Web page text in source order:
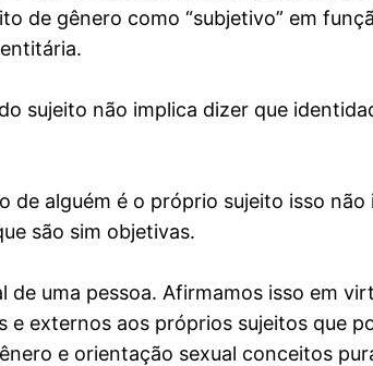
de gênero como “subjetivo” em
sujeito não implica dizer que
alguém é o próprio sujeito isso
são sim objetivas.
uma pessoa. Afirmamos isso em
externos aos próprios sujeitos que
e orientação sexual conceitos